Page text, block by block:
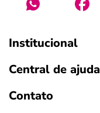
Institucional
Central de ajuda
Contato